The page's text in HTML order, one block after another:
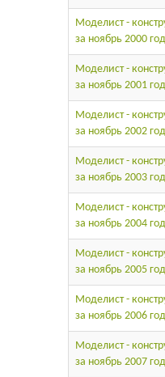
Моделист -
за ноябрь 2000
Моделист -
за ноябрь 2001
Моделист -
за ноябрь 2002
Моделист -
за ноябрь 2003
Моделист -
за ноябрь 2004
Моделист -
за ноябрь 2005
Моделист -
за ноябрь 2006
Моделист -
за ноябрь 2007